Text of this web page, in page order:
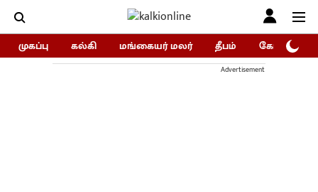
முகப்பு கல்கி மங்கையர் மலர் தீபம் கோகுலம்/
Advertisement